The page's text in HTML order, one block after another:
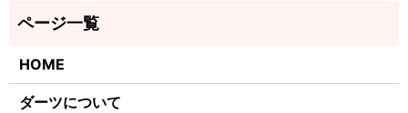
HOME
ダーツについて